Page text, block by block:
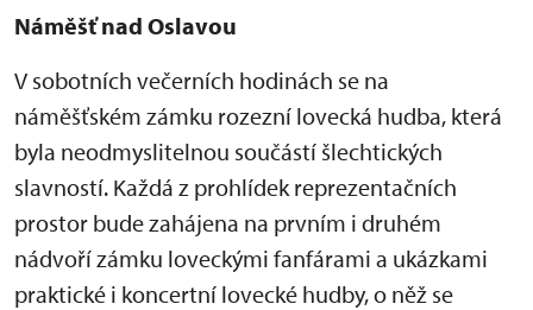
Náměšť nad Oslavou
V sobotních večerních hodinách se na
náměšťském zámku rozezní lovecká hudba, která
byla neodmyslitelnou součástí šlechtických
slavností. Každá z prohlídek reprezentačních
prostor bude zahájena na prvním i druhém
nádvoří zámku loveckými fanfárami a ukázkami
praktické i koncertní lovecké hudby, o něž se